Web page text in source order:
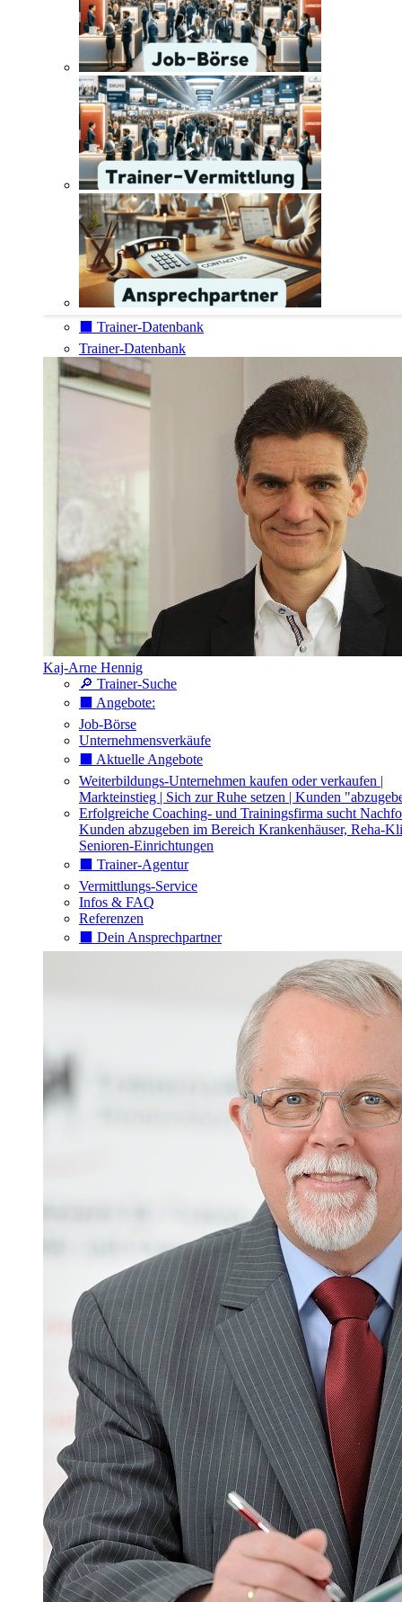
⬛️ Trainer-Datenbank
Trainer-Datenbank
Kaj-Arne Hennig
🔎 Trainer-Suche
⬛️ Angebote:
Job-Börse
Unternehmensverkäufe
⬛️ Aktuelle Angebote
Weiterbildungs-Unternehmen kaufen oder verkaufen |
Markteinstieg | Sich zur Ruhe setzen | Kunden
Erfolgreiche Coaching- und Trainingsfirma sucht
Kunden abzugeben im Bereich Krankenhäuser, Reha-
Senioren-Einrichtungen
⬛️ Trainer-Agentur
Vermittlungs-Service
Infos & FAQ
Referenzen
⬛️ Dein Ansprechpartner